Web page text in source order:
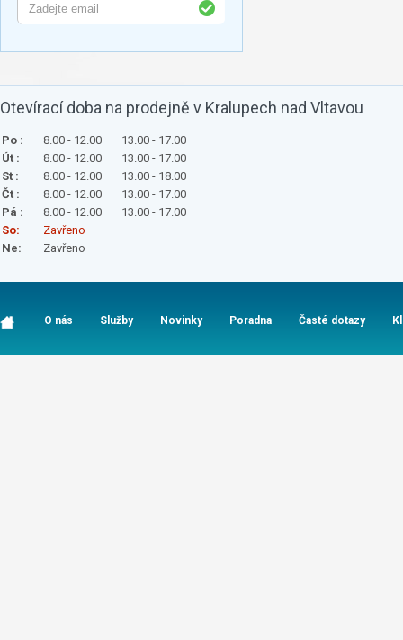
Otevírací doba na prodejně v Kralupech nad Vltavou
Po : 8.00 - 12.00
13.00 - 17.00
Út :
8.00 - 12.00
13.00 - 17.00
St :
8.00 - 12.00
13.00 - 18.00
Čt :
8.00 - 12.00
13.00 - 17.00
Pá :
8.00 - 12.00
13.00 - 17.00
So:
Zavřeno
Ne:
Zavřeno
O nás Služby Novinky Poradna Časté dotazy